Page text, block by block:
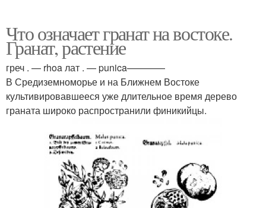
Что означает гранат на востоке.
Гранат, растение
греч . — rhoa лат . — punica————
В Средиземноморье и на Ближнем Востоке
культивировавшееся уже длительное время дерево
граната широко распространили финикийцы.